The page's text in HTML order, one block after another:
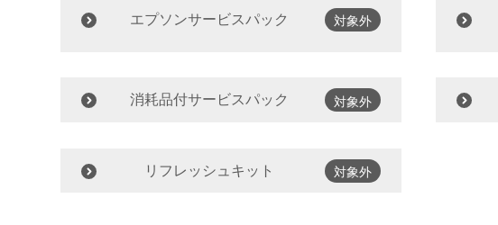
エプソンサービスパック 対象外
消耗品付サービスパック 対象外
リフレッシュキット 対象外